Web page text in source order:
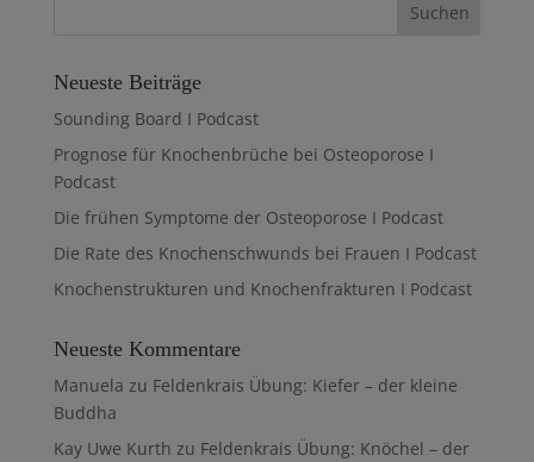
Neueste Beiträge
Sounding Board I Podcast
Prognose für Knochenbrüche bei Osteoporose I
Podcast
Die frühen Symptome der Osteoporose I Podcast
Die Rate des Knochenschwunds bei Frauen I Podcast
Knochenstrukturen und Knochenfrakturen I Podcast
Neueste Kommentare
Manuela zu Feldenkrais Übung: Kiefer – der kleine
Buddha
Kay Uwe Kurth zu Feldenkrais Übung: Knöchel – der